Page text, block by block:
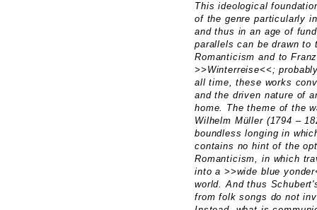
This ideological
of the genre particularly
and thus in an age of
parallels can be drawn to
Romanticism and to
>>Winterreise<<;
all time, these works
and the driven nature of
home. The theme of the
Wilhelm Müller (1794 –
boundless longing in
contains no hint of the
Romanticism, in which
into a >>wide blue
world. And thus
from folk songs do not